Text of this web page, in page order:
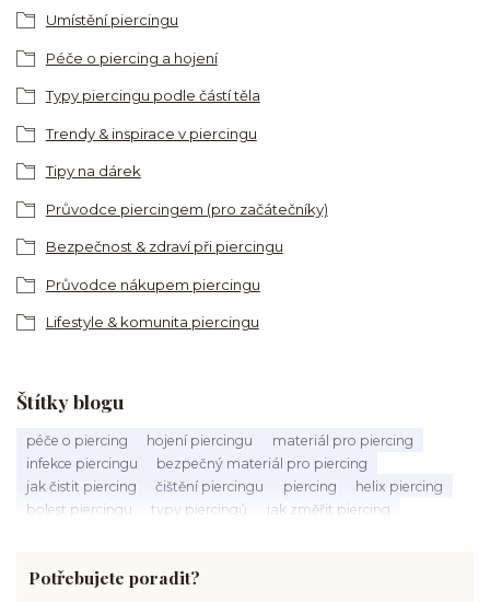
Umístění piercingu
Péče o piercing a hojení
Typy piercingu podle částí těla
Trendy & inspirace v piercingu
Tipy na dárek
Průvodce piercingem (pro začátečníky)
Bezpečnost & zdraví při piercingu
Průvodce nákupem piercingu
Lifestyle & komunita piercingu
Štítky blogu
péče o piercing hojení piercingu
materiál pro piercing
infekce piercingu
bezpečný materiál pro piercing
jak čistit piercing
čištění piercingu piercing
helix piercing
bolest piercingu
typy piercingů
jak změřit piercing
hygiena piercingu
tipy pro piercing
Potřebujete poradit?